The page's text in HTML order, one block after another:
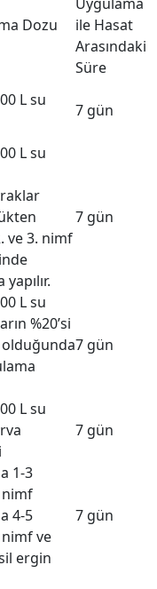
Dozu
ile Hasat
Arasındaki
Süre
L su
7 gün
L su
ve 3. nimf
7 gün
L su
%20’si
olduğunda7 gün
L su
7 gün
1-3
4-5
ve
ergin
7 gün